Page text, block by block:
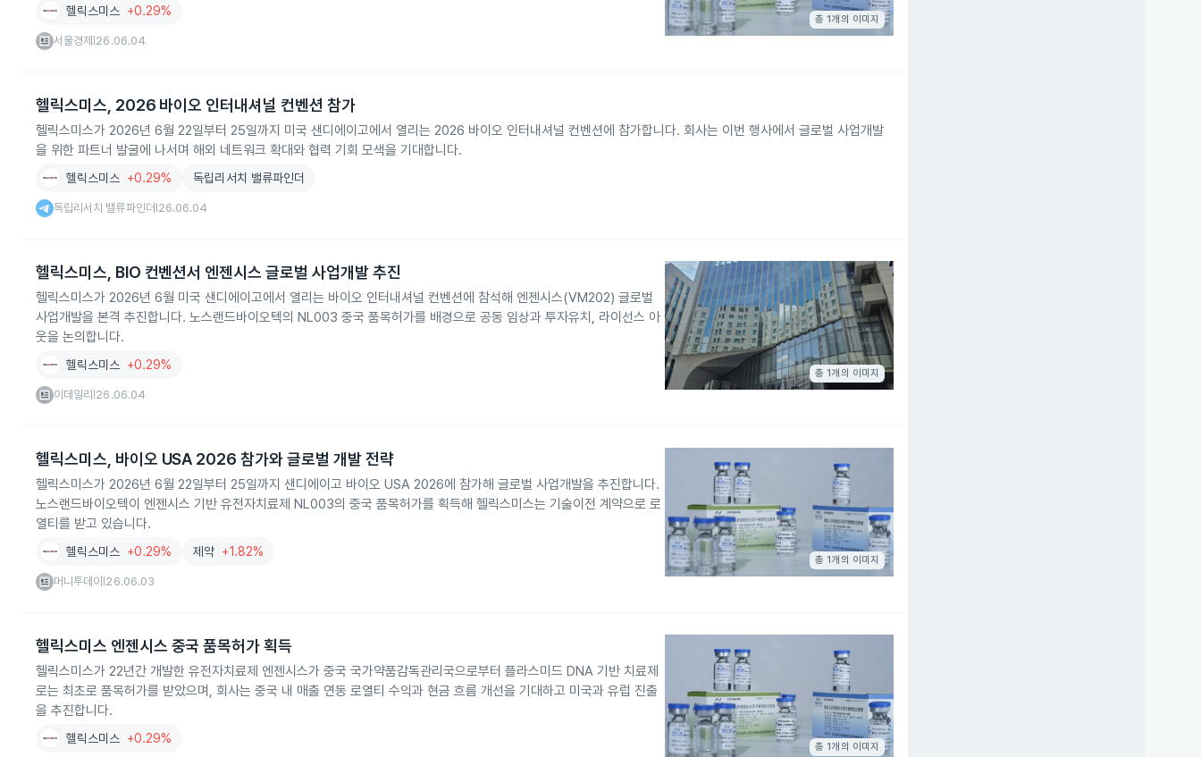
헬릭스미스 +0.29%
서울경제 26.06.04
총 1개의 이미지
헬릭스미스, 2026 바이오 인터내셔널 컨벤션 참가
헬릭스미스가 2026년 6월 22일부터 25일까지 미국 샌디에이고에서 열리는 2026 바이오 인터내셔널 컨벤션에 참가합니다. 회사는 이번 행사에서 글로벌 사업개발
을 위한 파트너 발굴에 나서며 해외 네트워크 확대와 협력 기회 모색을 기대합니다.
헬릭스미스 +0.29% 독립리서치 밸류파인더
독립리서치 밸류파인더 26.06.04
헬릭스미스, BIO 컨벤션서 엔젠시스 글로벌 사업개발 추진
헬릭스미스가 2026년 6월 미국 샌디에이고에서 열리는 바이오 인터내셔널 컨벤션에 참석해 엔젠시스(VM202) 글로벌
사업개발을 본격 추진합니다. 노스랜드바이오텍의 NL003 중국 품목허가를 배경으로 공동 임상과 투자유치, 라이선스 아
웃을 논의합니다.
헬릭스미스 +0.29%
이데일리 26.06.04
총 1개의 이미지
헬릭스미스, 바이오 USA 2026 참가와 글로벌 개발 전략
헬릭스미스가 2026년 6월 22일부터 25일까지 샌디에이고 바이오 USA 2026에 참가해 글로벌 사업개발을 추진합니다.
노스랜드바이오텍이 엔젠시스 기반 유전자치료제 NL003의 중국 품목허가를 획득해 헬릭스미스는 기술이전 계약으로 로
열티를 받고 있습니다.
헬릭스미스 +0.29% 제약 +1.82%
머니투데이 26.06.03
총 1개의 이미지
헬릭스미스 엔젠시스 중국 품목허가 획득
헬릭스미스가 22년간 개발한 유전자치료제 엔젠시스가 중국 국가약품감독관리국으로부터 플라스미드 DNA 기반 치료제
로는 최초로 품목허가를 받았으며, 회사는 중국 내 매출 연동 로열티 수익과 현금 흐름 개선을 기대하고 미국과 유럽 진출
을 추진합니다.
헬릭스미스 +0.29%
총 1개의 이미지